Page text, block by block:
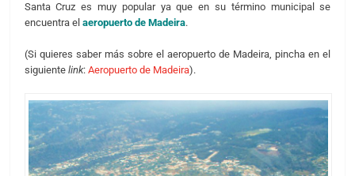
Santa Cruz es muy popular ya que en su término municipal se
encuentra el aeropuerto de Madeira.
(Si quieres saber más sobre el aeropuerto de Madeira, pincha en el
siguiente link: Aeropuerto de Madeira).